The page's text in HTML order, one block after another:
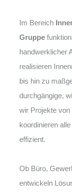
Im Bereich
Gruppe
handwerklicher
realisieren
bis hin zu
durchgängige,
wir Projekte von
koordinieren
effizient.
Ob Büro,
entwickeln